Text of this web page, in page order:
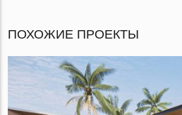
ПОХОЖИЕ ПРОЕКТЫ